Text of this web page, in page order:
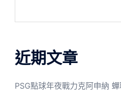
近期文章
PSG點球年夜戰力克阿申納